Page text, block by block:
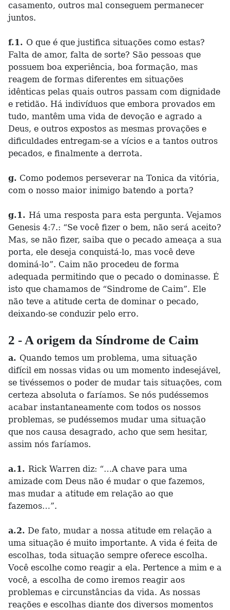
casamento, outros mal conseguem permanecer
juntos.
f.1. O que é que justifica situações como estas?
Falta de amor, falta de sorte? São pessoas que
possuem boa experiência, boa formação, mas
reagem de formas diferentes em situações
idênticas pelas quais outros passam com dignidade
e retidão. Há indivíduos que embora provados em
tudo, mantêm uma vida de devoção e agrado a
Deus, e outros expostos as mesmas provações e
dificuldades entregam-se a vícios e a tantos outros
pecados, e finalmente a derrota.
g. Como podemos perseverar na Tonica da vitória,
com o nosso maior inimigo batendo a porta?
g.1. Há uma resposta para esta pergunta. Vejamos
Genesis 4:7.: “Se você fizer o bem, não será aceito?
Mas, se não fizer, saiba que o pecado ameaça a sua
porta, ele deseja conquistá-lo, mas você deve
dominá-lo”. Caim não procedeu de forma
adequada permitindo que o pecado o dominasse. É
isto que chamamos de “Sindrome de Caim”. Ele
não teve a atitude certa de dominar o pecado,
deixando-se conduzir pelo erro.
2 - A origem da Síndrome de Caim
a. Quando temos um problema, uma situação
difícil em nossas vidas ou um momento indesejável,
se tivéssemos o poder de mudar tais situações, com
certeza absoluta o faríamos. Se nós pudéssemos
acabar instantaneamente com todos os nossos
problemas, se pudéssemos mudar uma situação
que nos causa desagrado, acho que sem hesitar,
assim nós faríamos.
a.1. Rick Warren diz: “…A chave para uma
amizade com Deus não é mudar o que fazemos,
mas mudar a atitude em relação ao que
fazemos…”.
a.2. De fato, mudar a nossa atitude em relação a
uma situação é muito importante. A vida é feita de
escolhas, toda situação sempre oferece escolha.
Você escolhe como reagir a ela. Pertence a mim e a
você, a escolha de como iremos reagir aos
problemas e circunstâncias da vida. As nossas
reações e escolhas diante dos diversos momentos